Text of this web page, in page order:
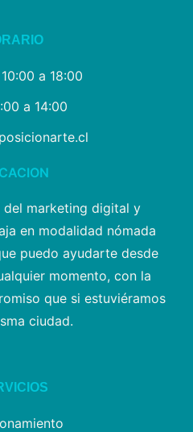
a 18:00
a 14:00
del marketing digital y
en modalidad nómada
puedo ayudarte desde
momento, con la
que si estuviéramos
ciudad.